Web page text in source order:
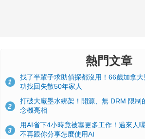
熱門文章
1
找了半輩子求助偵探都沒用！66歲加拿
功找回失散50年家人
2
打破大廠墨水綁架！開源、無 DRM 限制
念機亮相
3
用AI省下4小時竟被塞更多工作！過來人
不再跟你分享怎麼使用AI